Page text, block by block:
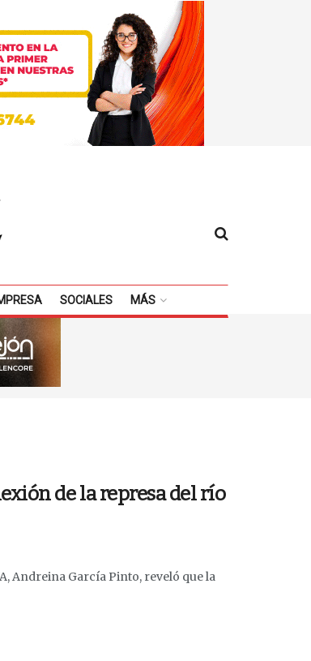
SOCIALES MÁS
de la represa del río
Andreina García Pinto, reveló que la